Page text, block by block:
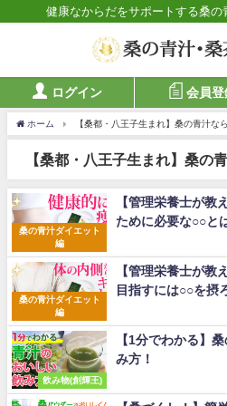
健康なからだをサポートする桑の
ログイン 会員登
ホーム 【桑都・八王子生まれ】桑の青汁な
【桑都・八王子生まれ】桑の
桑の青汁ダイエット
編
【管理栄養士が教
ために必要な○○と
桑の青汁ダイエット
編
【管理栄養士が教
目指すには○○を摂
飲み物(創輝王)
【1分でわかる】
み方！